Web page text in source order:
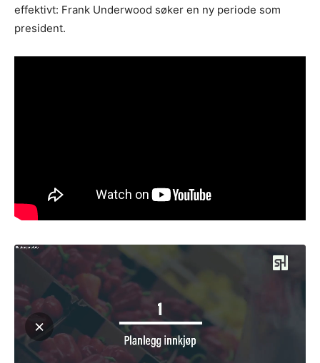
effektivt: Frank Underwood søker en ny periode som
president.